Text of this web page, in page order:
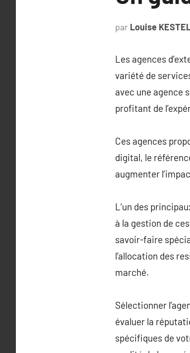
par Louise
Les agences
variété de
avec une agence
profitant de
Ces agences
digital, le
augmenter
L’un des
à la gestion de
savoir-faire
l’allocation des
marché.
Sélectionner
évaluer la
spécifiques de